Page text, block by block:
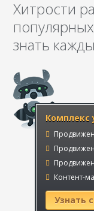
Хитрости
знать
Комплекс
Контент-
Узнать